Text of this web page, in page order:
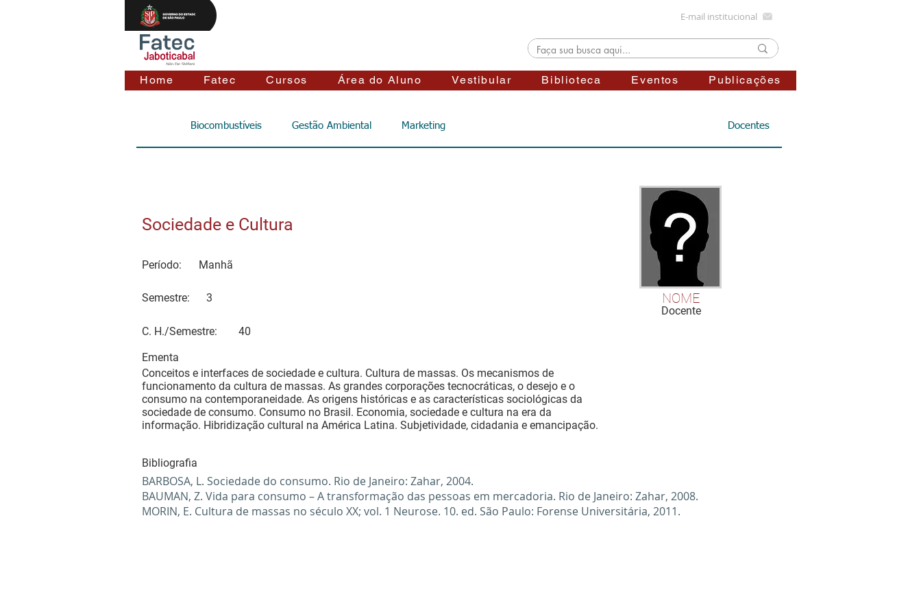
E-mail institucional
Home Fatec Cursos Área do Aluno Vestibular Biblioteca Eventos Publicações
Biocombustíveis Gestão Ambiental Marketing Docentes
40
C. H./Semestre:
3
Semestre:
Manhã
Período:
Sociedade e Cultura
Docente
NOME
Ementa
Conceitos e interfaces de sociedade e cultura. Cultura de massas. Os mecanismos de
funcionamento da cultura de massas. As grandes corporações tecnocráticas, o desejo e o
consumo na contemporaneidade. As origens históricas e as características sociológicas da
sociedade de consumo. Consumo no Brasil. Economia, sociedade e cultura na era da
informação. Hibridização cultural na América Latina. Subjetividade, cidadania e emancipação.
Bibliografia
BARBOSA, L. Sociedade do consumo. Rio de Janeiro: Zahar, 2004.
BAUMAN, Z. Vida para consumo – A transformação das pessoas em mercadoria. Rio de Janeiro: Zahar, 2008.
MORIN, E. Cultura de massas no século XX; vol. 1 Neurose. 10. ed. São Paulo: Forense Universitária, 2011.